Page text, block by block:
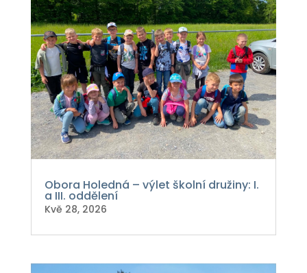
Obora Holedná – výlet školní družiny: I.
a III. oddělení
Kvě 28, 2026